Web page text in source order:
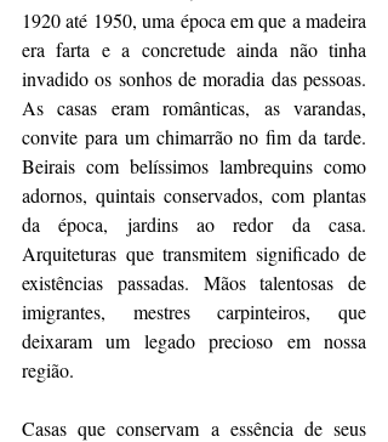
1920 até 1950, uma época em que a madeira
era farta e a concretude ainda não tinha
invadido os sonhos de moradia das pessoas.
As casas eram românticas, as varandas,
convite para um chimarrão no fim da tarde.
Beirais com belíssimos lambrequins como
adornos, quintais conservados, com plantas
da época, jardins ao redor da casa.
Arquiteturas que transmitem significado de
existências passadas. Mãos talentosas de
imigrantes, mestres carpinteiros, que
deixaram um legado precioso em nossa
região.
Casas que conservam a essência de seus